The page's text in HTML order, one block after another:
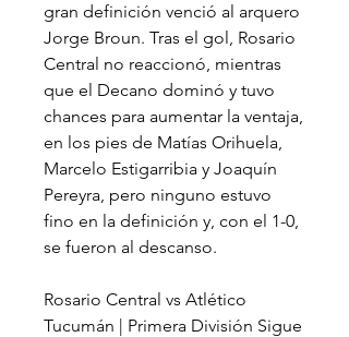
gran definición venció al arquero
Jorge Broun. Tras el gol, Rosario
Central no reaccionó, mientras
que el Decano dominó y tuvo
chances para aumentar la ventaja,
en los pies de Matías Orihuela,
Marcelo Estigarribia y Joaquín
Pereyra, pero ninguno estuvo
fino en la definición y, con el 1-0,
se fueron al descanso.
Rosario Central vs Atlético
Tucumán | Primera División Sigue